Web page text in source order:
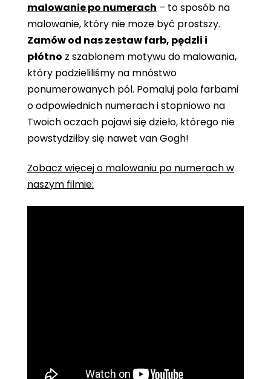
malowanie po numerach – to sposób na
malowanie, który nie może być prostszy.
Zamów od nas zestaw farb, pędzli i
płótno z szablonem motywu do malowania,
który podzieliliśmy na mnóstwo
ponumerowanych pól. Pomaluj pola farbami
o odpowiednich numerach i stopniowo na
Twoich oczach pojawi się dzieło, którego nie
powstydziłby się nawet van Gogh!
Zobacz więcej o malowaniu po numerach w
naszym filmie: